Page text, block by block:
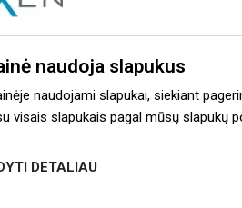
naudoja slapukus
naudojami slapukai, siekiant
visais slapukais pagal mūsų slapukų
DETALIAU